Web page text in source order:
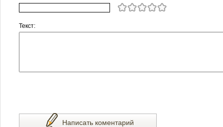
Текст:
Написать коментарий